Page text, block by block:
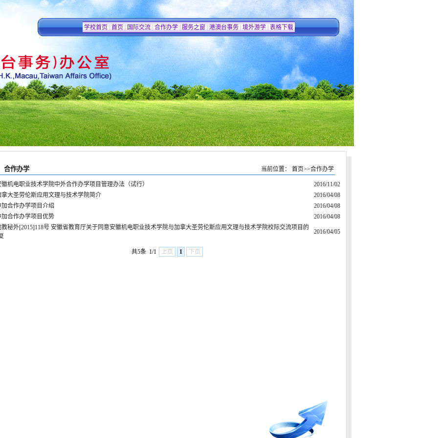
学校首页 首页 国际交流 合作办学 服务之窗 港澳台事务 境外游学 表格下载
合作办学 当前位置： 首页>>合作办学
徽机电职业技术学院中外合作办学项目管理办法（试行）
2016/11/02
拿大圣劳伦斯应用文理与技术学院简介
2016/04/08
加合作办学项目介绍
2016/04/08
加合作办学项目优势
2016/04/08
教秘外[2015]118号 安徽省教育厅关于同意安徽机电职业技术学院与加拿大圣劳伦斯应用文理与技术学院校际交流项目的
2016/04/05
共5条 1/1 上页 1 下页